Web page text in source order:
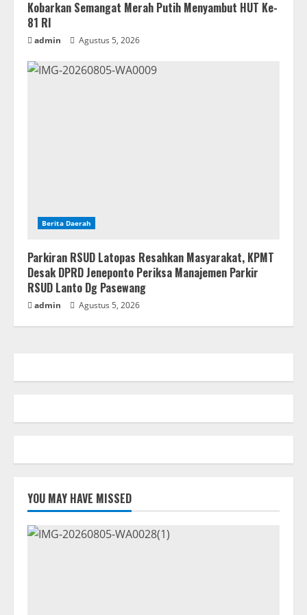
Kobarkan Semangat Merah Putih Menyambut HUT Ke-
81 RI
admin Agustus 5, 2026
Berita Daerah
Parkiran RSUD Latopas Resahkan Masyarakat, KPMT
Desak DPRD Jeneponto Periksa Manajemen Parkir
RSUD Lanto Dg Pasewang
admin Agustus 5, 2026
YOU MAY HAVE MISSED